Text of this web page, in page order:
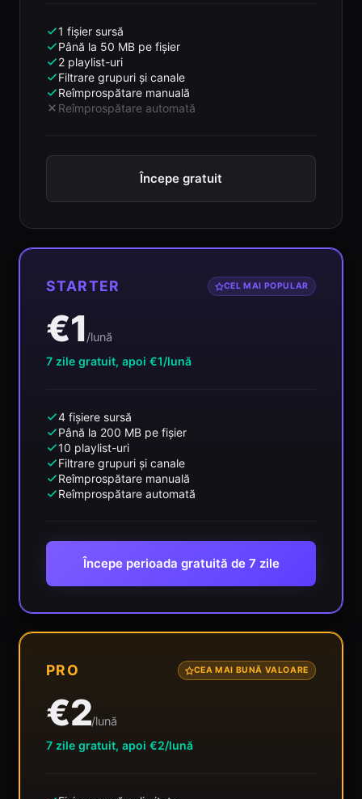
1 fișier sursă
Până la 50 MB pe fișier
2 playlist-uri
Filtrare grupuri și canale
Reîmprospătare manuală
Reîmprospătare automată
Începe gratuit
STARTER CEL MAI POPULAR
€1/lună
7 zile gratuit, apoi €1/lună
4 fișiere sursă
Până la 200 MB pe fișier
10 playlist-uri
Filtrare grupuri și canale
Reîmprospătare manuală
Reîmprospătare automată
Începe perioada gratuită de 7 zile
PRO CEA MAI BUNĂ VALOARE
€2/lună
7 zile gratuit, apoi €2/lună